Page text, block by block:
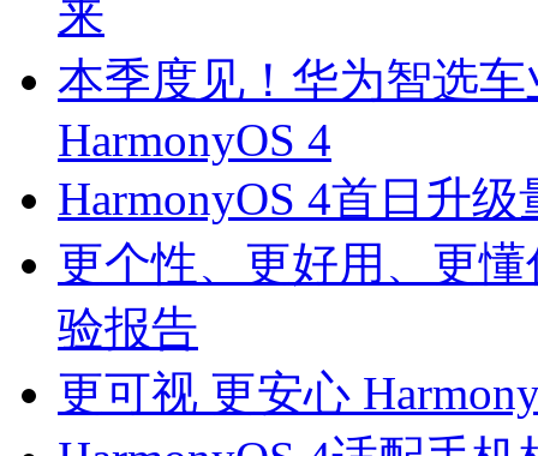
来
本季度见！华为智选
HarmonyOS 4
HarmonyOS 4首日升
更个性、更好用、更懂
验报告
更可视 更安心